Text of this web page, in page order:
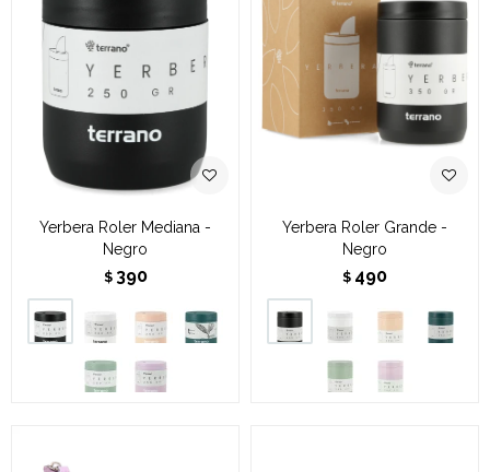
Yerbera Roler Mediana -
Negro
$ 390
Yerbera Roler Grande -
Negro
$ 490